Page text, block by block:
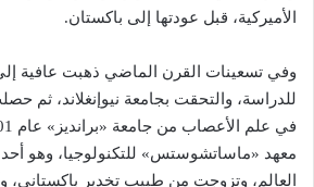
الأميركية، قبل عودتها إلى باكستان.
وفي تسعينات القرن الماضي ذهبت عافية إلى
للدراسة، والتحقت بجامعة نيوإنغلاند، ثم
معهد «ماساتشوستس» للتكنولوجيا، وهو
العالم، وتزوجت من طبيب تخدير باكستاني، وأنجبت